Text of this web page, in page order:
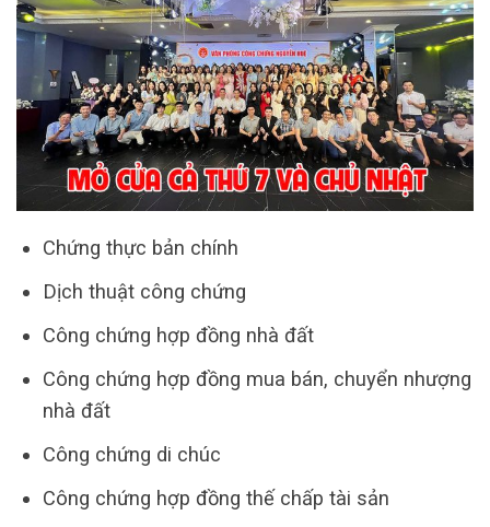
Chứng thực bản chính
Dịch thuật công chứng
Công chứng hợp đồng nhà đất
Công chứng hợp đồng mua bán, chuyển nhượng
nhà đất
Công chứng di chúc
Công chứng hợp đồng thế chấp tài sản